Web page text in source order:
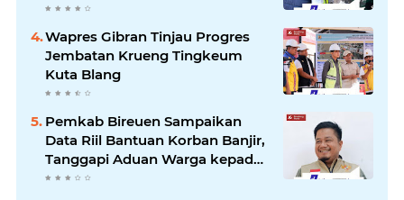
Pascabencana Berjalan Optimal
Wapres Gibran Tinjau Progres
Jembatan Krueng Tingkeum
Kuta Blang
Pemkab Bireuen Sampaikan
Data Riil Bantuan Korban Banjir,
Tanggapi Aduan Warga kepada
Wapres